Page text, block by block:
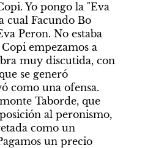
Yo pongo la "Eva
cual Facundo Bo
Peron. No estaba
empezamos a
muy discutida, con
se generó
como una ofensa.
Taborde, que
al peronismo,
como un
un precio